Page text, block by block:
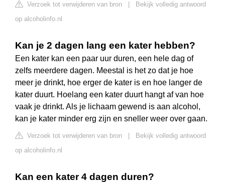
Verzoek tot verwijderen van bron
Bekijk volledig antwoord
op alcoholinfo.nl
Kan je 2 dagen lang een kater hebben?
Een kater kan een paar uur duren, een hele dag of
zelfs meerdere dagen. Meestal is het zo dat je hoe
meer je drinkt, hoe erger de kater is en hoe langer de
kater duurt. Hoelang een kater duurt hangt af van hoe
vaak je drinkt. Als je lichaam gewend is aan alcohol,
kan je kater minder erg zijn en sneller weer over gaan.
Verzoek tot verwijderen van bron
Bekijk volledig antwoord
op alcoholinfo.nl
Kan een kater 4 dagen duren?